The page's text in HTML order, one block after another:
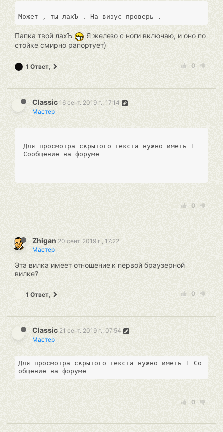
Папка твой лахЪ
Я железо с ноги включаю, и оно по
стойке смирно рапортует)
0
1 Ответ,
Classic 16 сент. 2019 г., 17:14
Мастер
Для просмотра скрытого текста нужно иметь 1
Сообщение на форуме
0
Zhigan 20 сент. 2019 г., 17:22
Мастер
Эта вилка имеет отношение к первой браузерной
вилке?
0
1 Ответ,
Classic 21 сент. 2019 г., 07:54
Мастер
Для просмотра скрытого текста нужно иметь 1 Со
общение на форуме
0